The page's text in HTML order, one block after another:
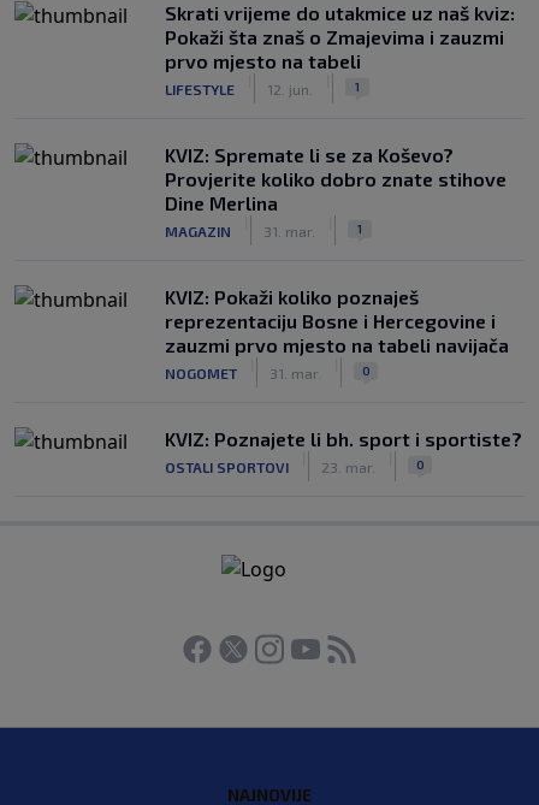
Skrati vrijeme do utakmice uz naš kviz:
Pokaži šta znaš o Zmajevima i zauzmi
prvo mjesto na tabeli
LIFESTYLE 12. jun. 1
KVIZ: Spremate li se za Koševo?
Provjerite koliko dobro znate stihove
Dine Merlina
MAGAZIN 31. mar. 1
KVIZ: Pokaži koliko poznaješ
reprezentaciju Bosne i Hercegovine i
zauzmi prvo mjesto na tabeli navijača
NOGOMET 31. mar. 0
KVIZ: Poznajete li bh. sport i sportiste?
OSTALI SPORTOVI 23. mar. 0
NAJNOVIJE